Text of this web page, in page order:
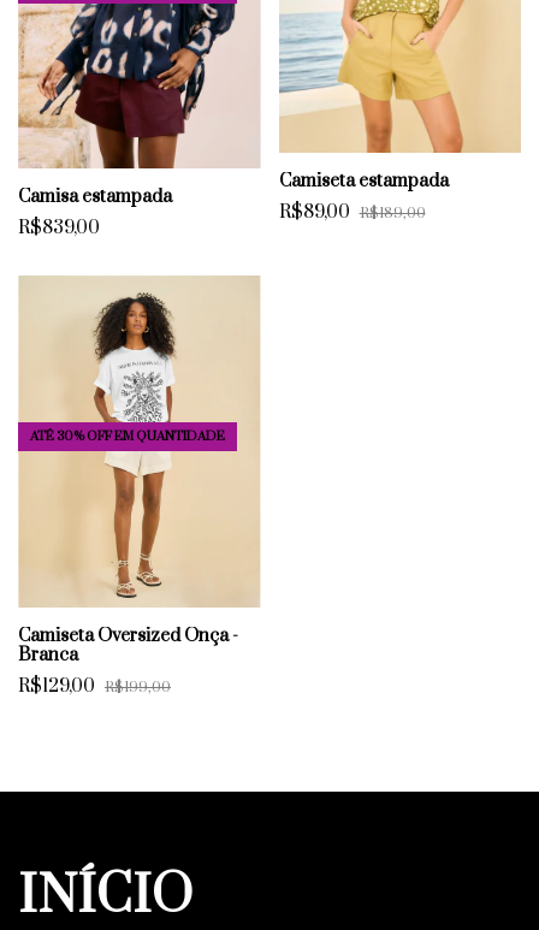
Camisa estampada
R$839,00
Camiseta estampada
R$89,00 R$189,00
ATÉ 30% OFFEM QUANTIDADE
Camiseta Oversized Onça -
Branca
R$129,00 R$199,00
INÍCIO